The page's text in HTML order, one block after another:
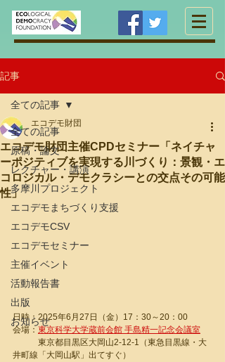
記事
全ての記事
原稿・論文
レクチャー・講演
多摩川プロジェクト
エコデモまちづくり支援
エコデモCSV
エコデモセミナー
主催イベント
活動報告書
出版
お知らせ
全ての記事
エコデモ財団主催CPDセミナー「ネイチャ
ーポジティブを実現する川づくり：景観・エ
コロジカル・デモクラシーとの交点その可能
性」
エコデモ財団
日時：2025年6月27日（金）17：30～20：00
会場： 東京科学大学蔵前会館 手島精一記念会議室
東京都目黒区大岡山2-12-1（東急目黒線・大
井町線「大岡山駅」出てすぐ）